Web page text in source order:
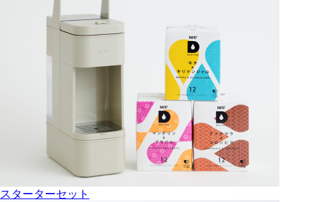
スターターセット